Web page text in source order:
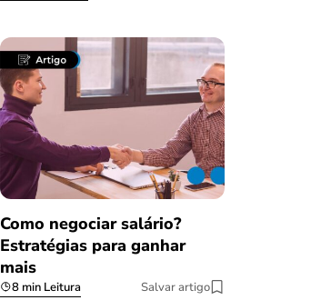
Achei muito rápido,
Como negociar salário?
Estratégias para ganhar
mais
8 min Leitura Salvar artigo